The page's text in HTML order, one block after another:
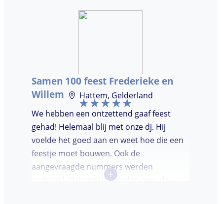
je geld. De gasten vroegen zich af waar ik
Samen 100 feest Frederieke en
Willem
Hattem, Gelderland
We hebben een ontzettend gaaf feest
gehad! Helemaal blij met onze dj. Hij
voelde het goed aan en weet hoe die een
feestje moet bouwen. Ook de
aangevraagde nummers werden
gedraaid. Helemaal tevreden over de
+